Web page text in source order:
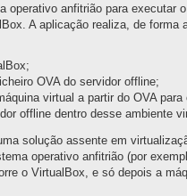
operativo anfitrião para executar
A aplicação realiza, de forma
OVA do servidor offline;
virtual a partir do OVA para
offline dentro desse ambiente
solução assente em
operativo anfitrião (por
o VirtualBox, e só depois a